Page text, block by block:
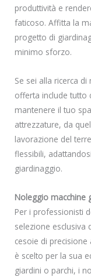
produttività e
faticoso. Affitta la
progetto di
minimo sforzo.
Se sei alla ricerca
offerta include tutto
mantenere il tuo
attrezzature, da
lavorazione del
flessibili,
giardinaggio.
Noleggio macchine
Per i professionisti
selezione esclusiva
cesoie di precisione
è scelto per la sua
giardini o parchi, i